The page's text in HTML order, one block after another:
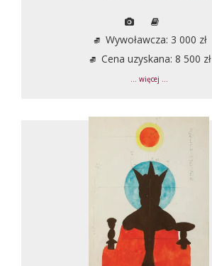
Wywoławcza: 3 000 zł
Cena uzyskana: 8 500 zł
... więcej ...